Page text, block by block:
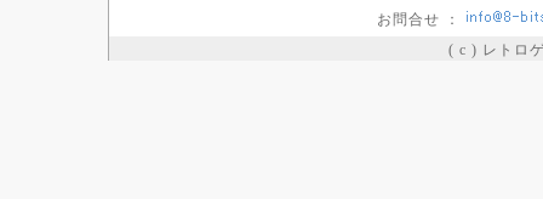
お問合せ ：
( c ) レトロ